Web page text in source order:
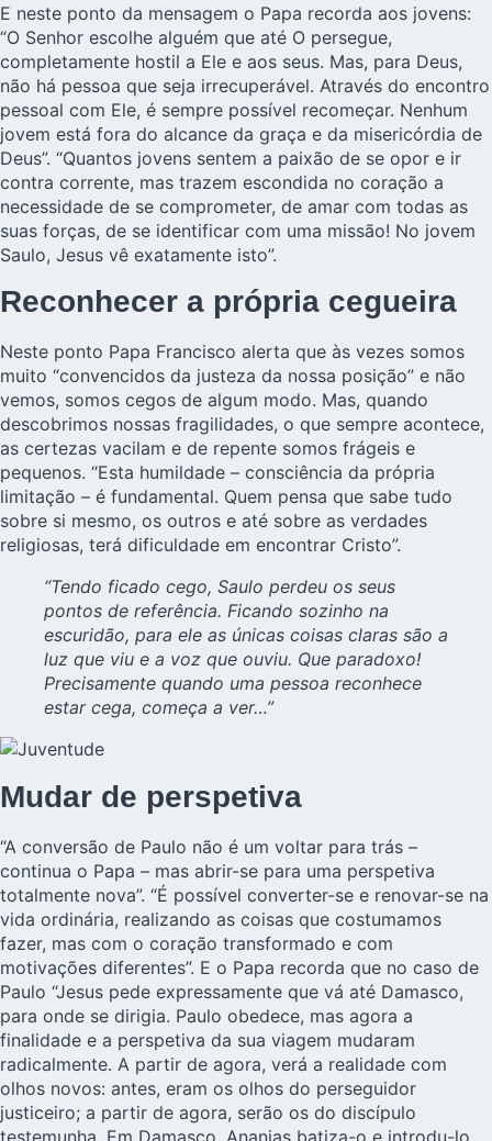
E neste ponto da mensagem o Papa recorda aos jovens:
“O Senhor escolhe alguém que até O persegue,
completamente hostil a Ele e aos seus. Mas, para Deus,
não há pessoa que seja irrecuperável. Através do encontro
pessoal com Ele, é sempre possível recomeçar. Nenhum
jovem está fora do alcance da graça e da misericórdia de
Deus”. “Quantos jovens sentem a paixão de se opor e ir
contra corrente, mas trazem escondida no coração a
necessidade de se comprometer, de amar com todas as
suas forças, de se identificar com uma missão! No jovem
Saulo, Jesus vê exatamente isto”.
Reconhecer a própria cegueira
Neste ponto Papa Francisco alerta que às vezes somos
muito “convencidos da justeza da nossa posição” e não
vemos, somos cegos de algum modo. Mas, quando
descobrimos nossas fragilidades, o que sempre acontece,
as certezas vacilam e de repente somos frágeis e
pequenos. “Esta humildade – consciência da própria
limitação – é fundamental. Quem pensa que sabe tudo
sobre si mesmo, os outros e até sobre as verdades
religiosas, terá dificuldade em encontrar Cristo”.
“Tendo ficado cego, Saulo perdeu os seus
pontos de referência. Ficando sozinho na
escuridão, para ele as únicas coisas claras são a
luz que viu e a voz que ouviu. Que paradoxo!
Precisamente quando uma pessoa reconhece
estar cega, começa a ver…”
Mudar de perspetiva
“A conversão de Paulo não é um voltar para trás –
continua o Papa – mas abrir-se para uma perspetiva
totalmente nova”. “É possível converter-se e renovar-se na
vida ordinária, realizando as coisas que costumamos
fazer, mas com o coração transformado e com
motivações diferentes”. E o Papa recorda que no caso de
Paulo “Jesus pede expressamente que vá até Damasco,
para onde se dirigia. Paulo obedece, mas agora a
finalidade e a perspetiva da sua viagem mudaram
radicalmente. A partir de agora, verá a realidade com
olhos novos: antes, eram os olhos do perseguidor
justiceiro; a partir de agora, serão os do discípulo
testemunha. Em Damasco, Ananias batiza-o e introdu-lo